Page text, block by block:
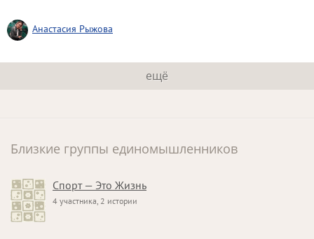
Анастасия Рыжова
ещё
Близкие группы единомышленников
Спорт — Это Жизнь
4 участника, 2 истории